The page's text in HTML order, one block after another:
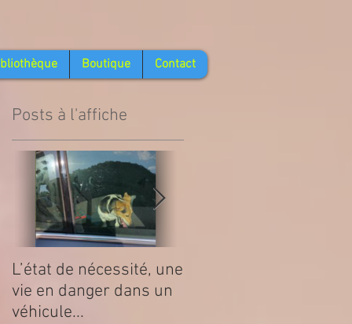
Boutique Contact
Posts à l'affiche
L’état de nécessité, une
vie en danger dans un
véhicule...